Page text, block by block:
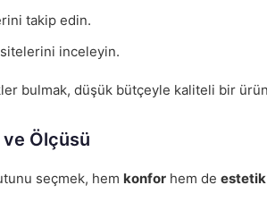
takip edin.
inceleyin.
bulmak, düşük bütçeyle kaliteli bir
Ölçüsü
seçmek, hem konfor hem de estetik